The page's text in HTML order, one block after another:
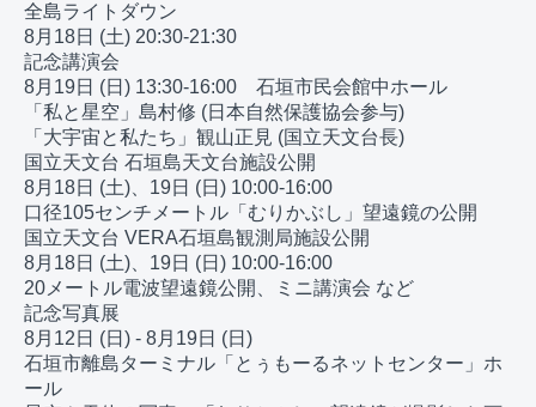
全島ライトダウン
8月18日 (土) 20:30-21:30
記念講演会
8月19日 (日) 13:30-16:00　石垣市民会館中ホール
「私と星空」島村修 (日本自然保護協会参与)
「大宇宙と私たち」観山正見 (国立天文台長)
国立天文台 石垣島天文台施設公開
8月18日 (土)、19日 (日) 10:00-16:00
口径105センチメートル「むりかぶし」望遠鏡の公開
国立天文台 VERA石垣島観測局施設公開
8月18日 (土)、19日 (日) 10:00-16:00
20メートル電波望遠鏡公開、ミニ講演会 など
記念写真展
8月12日 (日) - 8月19日 (日)
石垣市離島ターミナル「とぅもーるネットセンター」ホ
ール